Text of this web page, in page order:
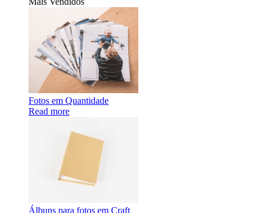
Fotos em Quantidade
Read more
Álbuns para fotos em Craft